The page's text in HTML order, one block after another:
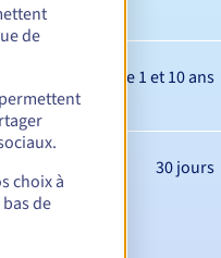
Entre 1 et 10 ans
30 jours
de
choix à
de